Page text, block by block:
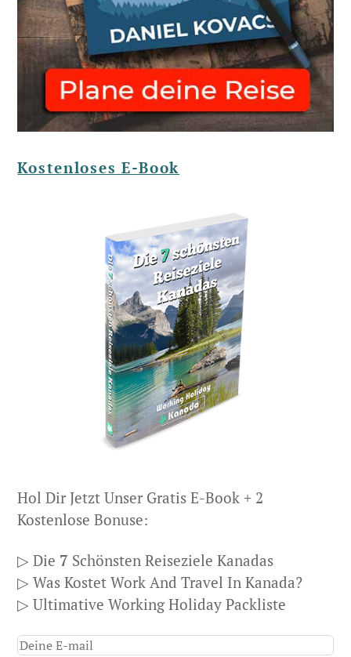
Kostenloses E-Book
Hol Dir Jetzt Unser Gratis E-Book + 2
Kostenlose Bonuse:
▷ Die 7 Schönsten Reiseziele Kanadas
▷ Was Kostet Work And Travel In Kanada?
▷ Ultimative Working Holiday Packliste